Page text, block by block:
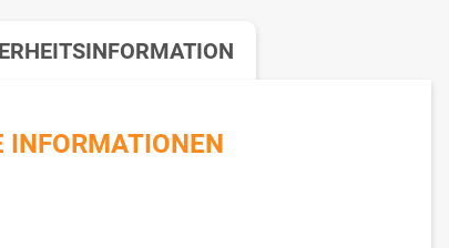
INFORMATIONEN